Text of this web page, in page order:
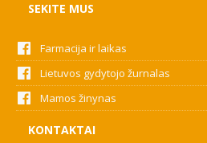
SEKITE MUS
Farmacija ir laikas
Lietuvos gydytojo žurnalas
Mamos žinynas
KONTAKTAI